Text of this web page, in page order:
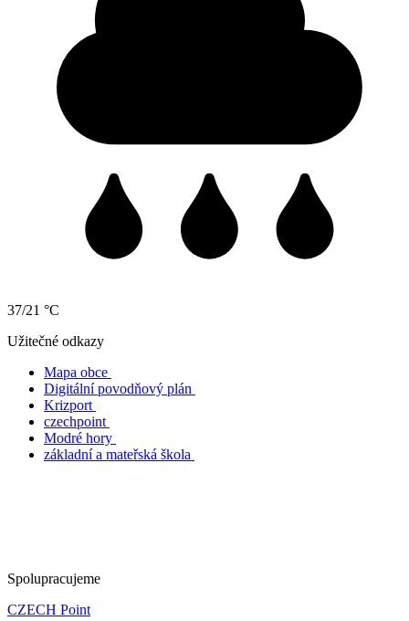
37/21 °C
Užitečné odkazy
Mapa obce
Digitální povodňový plán
Krizport
czechpoint
Modré hory
základní a mateřská škola
Spolupracujeme
CZECH Point